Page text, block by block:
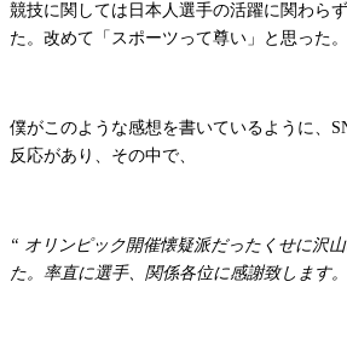
競技に関しては日本人選手の活躍に関わら
た。改めて「スポーツって尊い」と思った。
僕がこのような感想を書いているように、
反応があり、その中で、
“ オリンピック開催懐疑派だったくせに沢
た。率直に選手、関係各位に感謝致します